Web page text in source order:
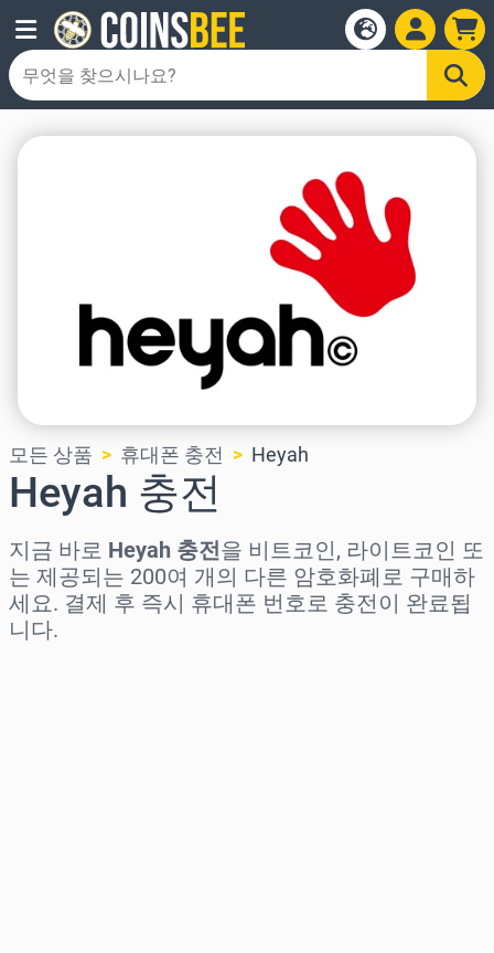
모든 상품 휴대폰 충전 Heyah
Heyah 충전
지금 바로 Heyah 충전을 비트코인, 라이트코인 또
는 제공되는 200여 개의 다른 암호화폐로 구매하
세요. 결제 후 즉시 휴대폰 번호로 충전이 완료됩
니다.